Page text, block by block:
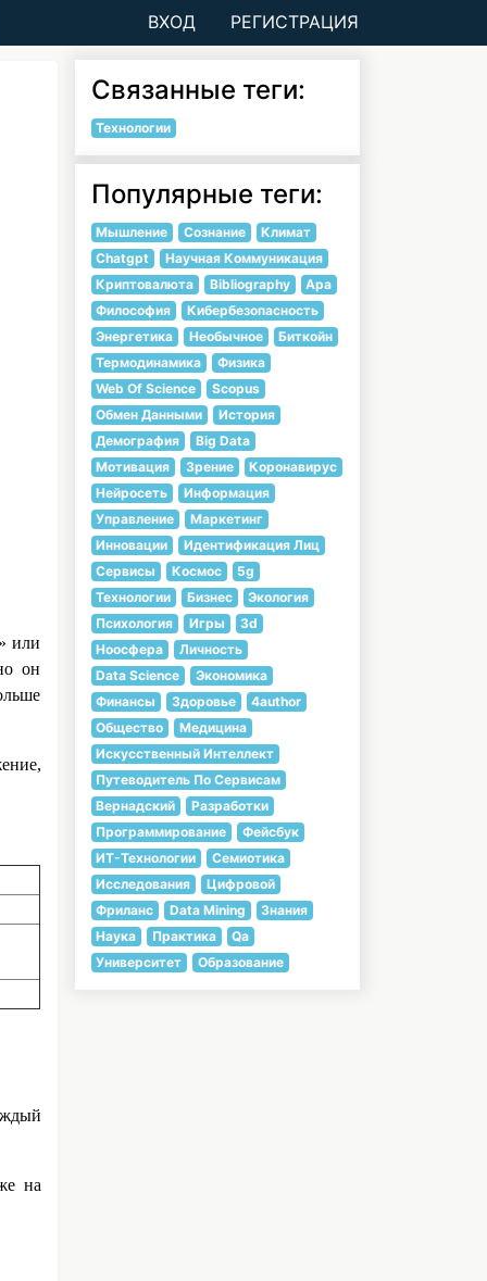
ВХОД РЕГИСТРАЦИЯ
или
он
на
Связанные теги:
Технологии
Популярные теги:
Мышление Сознание
Климат
Chatgpt
Научная Коммуникация
Криптовалюта
Bibliography
Apa
Философия
Кибербезопасность
Энергетика
Необычное
Биткойн
Термодинамика
Физика
Web Of Science
Scopus
Обмен Данными
История
Демография
Big Data
Мотивация
Зрение
Коронавирус
Нейросеть
Информация
Управление
Маркетинг
Инновации
Идентификация Лиц
Сервисы
Космос
5g
Технологии
Бизнес
Экология
Психология
Игры
3d
Ноосфера
Личность
Data Science
Экономика
Финансы
Здоровье
4author
Общество
Медицина
Искусственный Интеллект
Путеводитель По Сервисам
Вернадский
Разработки
Программирование
Фейсбук
ИТ-Технологии
Семиотика
Исследования
Цифровой
Фриланс
Data Mining
Знания
Наука
Практика
Qa
Университет
Образование